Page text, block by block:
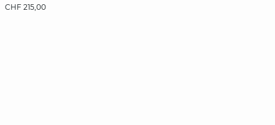
CHF 215,00